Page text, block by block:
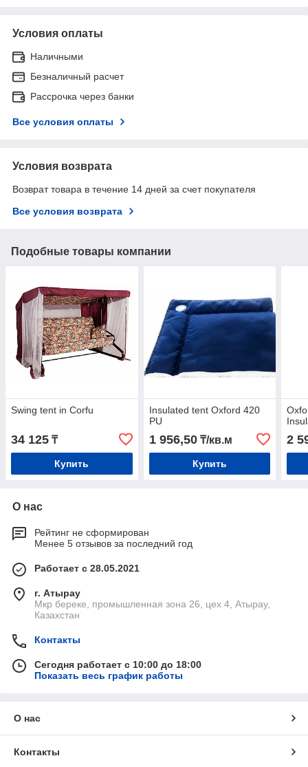
Условия оплаты
Наличными
Безналичный расчет
Рассрочка через банки
Все условия оплаты
Условия возврата
Возврат товара в течение 14 дней за счет покупателя
Все условия возврата
Подобные товары компании
Swing tent in Corfu
34 125 ₸
Купить
Insulated tent Oxford 420
PU
1 956,50₸/кв.м
Купить
2
О нас
Рейтинг не сформирован
Менее 5 отзывов за последний год
Работает с 28.05.2021
г. Атырау
Мкр береке, промышленная зона 26, цех 4, Атырау,
Казахстан
Контакты
Сегодня работает с 10:00 до 18:00
Показать весь график работы
О нас
Контакты